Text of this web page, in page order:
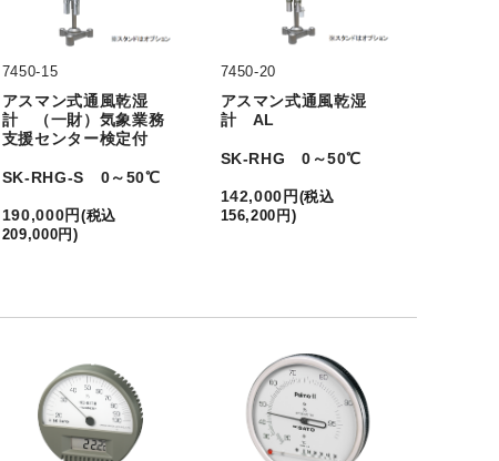
7450-15
アスマン式通風乾湿
計 （一財）気象業務
支援センター検定付
SK-RHG-S 0～50℃
190,000円 (税込
209,000円 )
7450-20
アスマン式通風乾湿
計 AL
SK-RHG 0～50℃
142,000 円 (税込
156,200 円 )